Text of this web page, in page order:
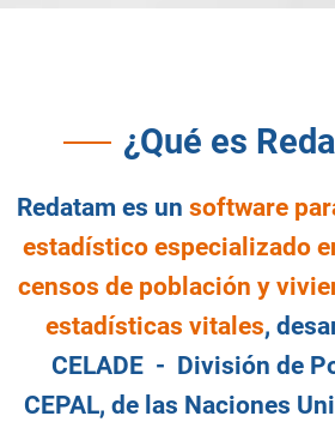
¿Qué es
Redatam es un software
estadístico especializado
censos de población y
estadísticas vitales,
CELADE - División de
CEPAL, de las Naciones